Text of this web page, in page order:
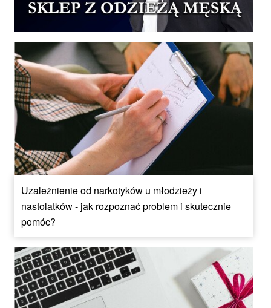
Uzależnienie od narkotyków u młodzieży i
nastolatków - jak rozpoznać problem i skutecznie
pomóc?